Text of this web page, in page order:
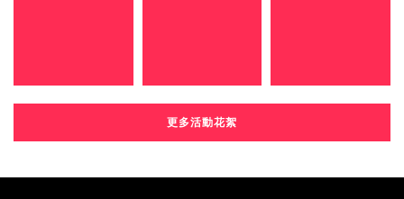
更多活動花絮